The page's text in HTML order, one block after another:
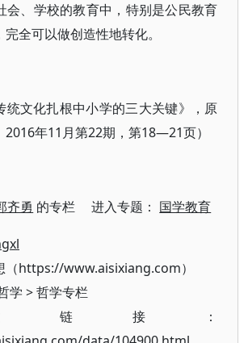
会、学校的教育中，特别是公民教育
全可以做创造性地转化。
统文化扎根中小学的三大关键》，原
2016年11月第22期，第18—21页）
齐勇 的专栏 进入专题： 国学教育
（https://www.aisixiang.com）
学 >哲学专栏
链接：